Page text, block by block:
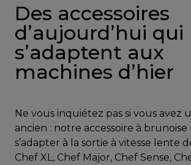
Des accessoires
d’aujourd’hui qui
s’adaptent aux
machines d’hier
Ne vous inquiétez pas si vous avez
ancien : notre accessoire à
s’adapter à la sortie à vitesse lente
Chef XL, Chef Major, Chef Sense,